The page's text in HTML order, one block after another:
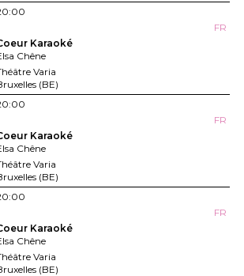
FR
Karaoké
Chêne
Varia
(BE)
FR
Karaoké
Chêne
Varia
(BE)
FR
Karaoké
Chêne
Varia
(BE)